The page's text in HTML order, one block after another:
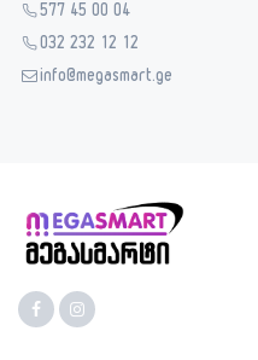
577 45 00 04
032 232 12 12
info@megasmart.ge